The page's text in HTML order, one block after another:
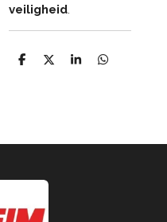
veiligheid.
D
D
S
D